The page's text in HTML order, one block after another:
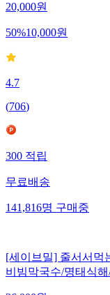
20,000원
50%10,000원
4.7
(706)
300적립
무료배송
141,816명구매중
[세이브밀] 줄서서먹
비빔막국수/명태식